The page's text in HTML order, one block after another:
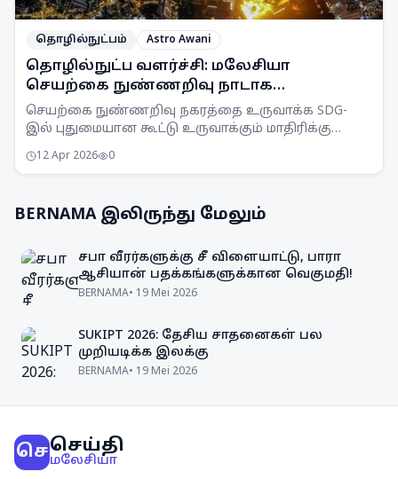
தொழில்நுட்பம் Astro Awani
தொழில்நுட்ப வளர்ச்சி: மலேசியா
செயற்கை நுண்ணறிவு நாடாக
மாறுகின்றது
செயற்கை நுண்ணறிவு நகரத்தை உருவாக்க SDG-
இல் புதுமையான கூட்டு உருவாக்கும் மாதிரிக்கு
மையமாக மாறும்.
12 Apr 2026 0
BERNAMAஇலிருந்து மேலும்
சபா வீரர்களுக்கு சீ விளையாட்டு, பாரா
ஆசியான் பதக்கங்களுக்கான வெகுமதி!
BERNAMA• 19 Mei 2026
SUKIPT 2026: தேசிய சாதனைகள் பல
முறியடிக்க இலக்கு
BERNAMA• 19 Mei 2026
செசெய்தி
மலேசியா